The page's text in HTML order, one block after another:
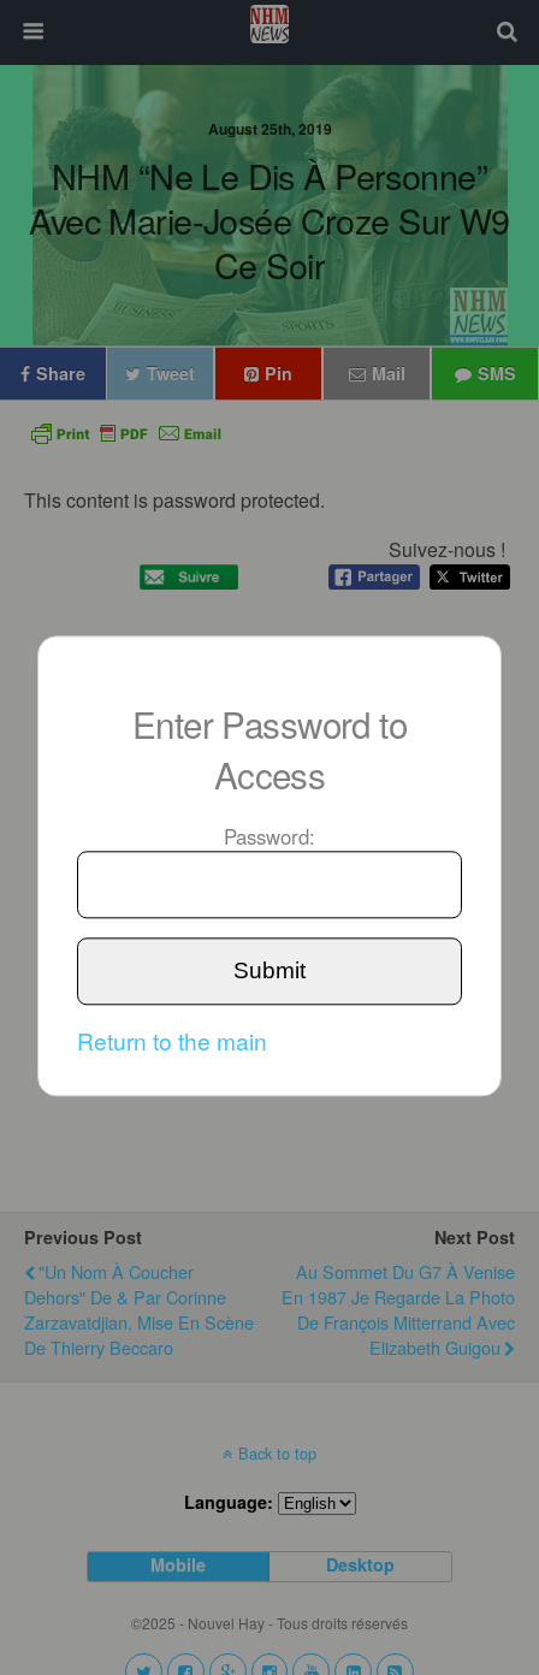
August 25th, 2019
NHM “Ne Le Dis À Personne”
Avec Marie-Josée Croze Sur W9
Ce Soir
Share Tweet Pin Mail SMS
This content is password protected.
Suivez-nous !
Previous Post
"Un Nom À Coucher
Dehors" De & Par Corinne
Zarzavatdjian, Mise En Scène
De Thierry Beccaro
Next Post
Au Sommet Du G7 À Venise
En 1987 Je Regarde La Photo
De François Mitterrand Avec
Elizabeth Guigou
Back to top
Language:
Mobile Desktop
©2025 - Nouvel Hay - Tous droits réservés
Enter Password to
Access
Password:
Submit
Return to the main